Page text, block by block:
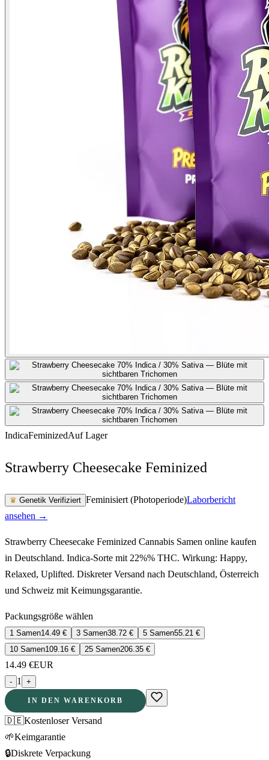
IndicaFeminizedAuf Lager
Strawberry Cheesecake Feminized
♛ Genetik Verifiziert Feminisiert (Photoperiode)Laborbericht
ansehen →
Strawberry Cheesecake Feminized Cannabis Samen online kaufen
in Deutschland. Indica-Sorte mit 22%% THC. Wirkung: Happy,
Relaxed, Uplifted. Diskreter Versand nach Deutschland, Österreich
und Schweiz mit Keimungsgarantie.
Packungsgröße wählen
1 Samen14.49 € 3 Samen38.72 € 5 Samen55.21 €
10 Samen109.16 € 25 Samen206.35 €
14.49 €EUR
- 1 +
IN DEN WARENKORB
🇩🇪Kostenloser Versand
🌱Keimgarantie
🔒Diskrete Verpackung